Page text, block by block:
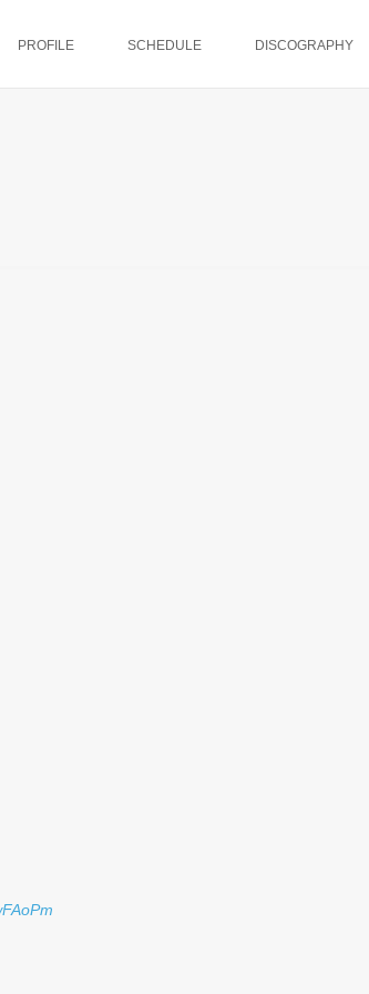
PROFILE SCHEDULE DISCOGRAPHY